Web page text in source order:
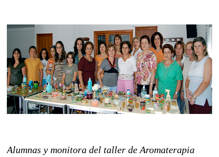
Alumnas y monitora del taller de Aromaterapia